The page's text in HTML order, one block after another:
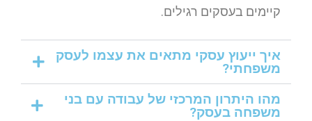
קיימים בעסקים רגילים.
איך ייעוץ עסקי מתאים את עצמו לעסק
משפחתי?
מהו היתרון המרכזי של עבודה עם בני
משפחה בעסק?